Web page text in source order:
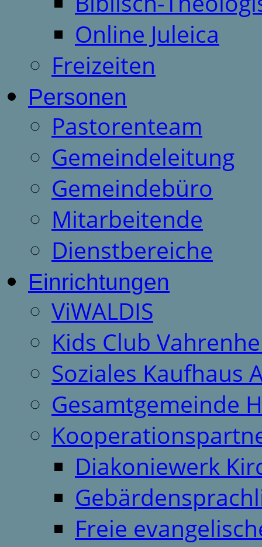
Online Juleica
Freizeiten
Personen
Pastorenteam
Gemeindeleitung
Gemeindebüro
Mitarbeitende
Dienstbereiche
Einrichtungen
ViWALDIS
Kids Club
Soziales Kaufhaus
Gesamtgemeinde
Diakoniewerk
Freie